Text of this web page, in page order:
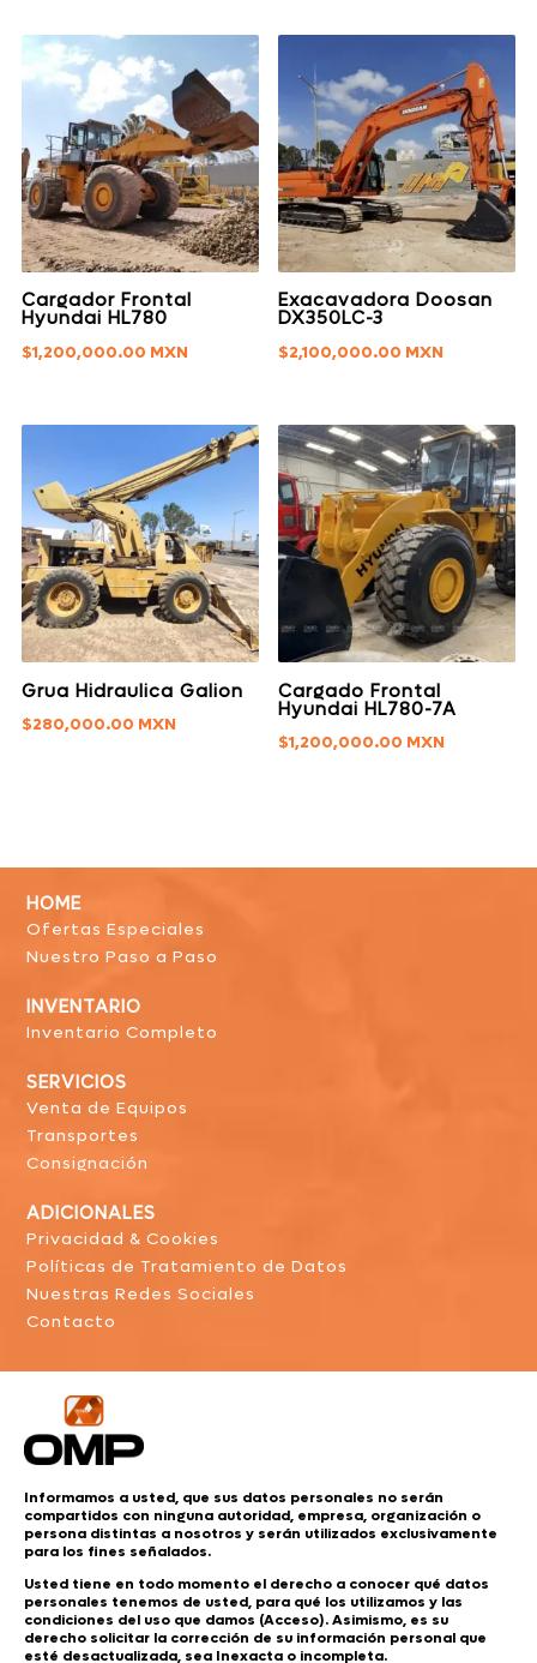
Cargador Frontal
Hyundai HL780
$1,200,000.00
Exacavadora Doosan
DX350LC-3
$2,100,000.00
Grua Hidraulica Galion
$280,000.00
Cargado Frontal
Hyundai HL780-7A
$1,200,000.00
HOME
Ofertas Especiales
Nuestro Paso a Paso
INVENTARIO
Inventario Completo
SERVICIOS
Venta de Equipos
Transportes
Consignación
ADICIONALES
Privacidad & Cookies
Políticas de Tratamiento de Datos
Nuestras Redes Sociales
Contacto
Informamos a usted, que sus datos personales no serán
compartidos con ninguna autoridad, empresa, organización o
persona distintas a nosotros y serán utilizados exclusivamente
para los fines señalados.
Usted tiene en todo momento el derecho a conocer qué datos
personales tenemos de usted, para qué los utilizamos y las
condiciones del uso que damos (Acceso). Asimismo, es su
derecho solicitar la corrección de su información personal que
esté desactualizada, sea Inexacta o incompleta.